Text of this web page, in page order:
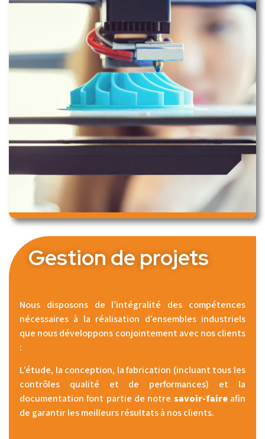
Gestion de projets
Nous disposons de l’intégralité des compétences
nécessaires à la réalisation d’ensembles industriels
que nous développons conjointement avec nos clients
:
L’étude, la conception, la fabrication (incluant tous les
contrôles qualité et de performances) et la
documentation font partie de notre savoir-faireafin
de garantir les meilleurs résultats à nos clients.